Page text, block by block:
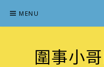
content
MENU
圍事小